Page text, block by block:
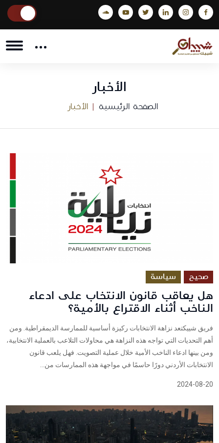
الأخبار
الصفحة الرئيسية الأخبار
صحيح سياسة
هل يعاقب قانون الانتخاب على ادعاء
الناخب أثناء الاقتراع بالأمية؟
فريق شييكتعد نزاهة الانتخابات ركيزة أساسية للممارسة الديمقراطية. ومن
أهم التحديات التي تواجه هذه النزاهة هي محاولات التلاعب بالعملية الانتخابية،
ومن بينها ادعاء الناخب الأمية خلال عملية التصويت. فهل يلعب قانون
الانتخابات الأردني دورًا حاسمًا في مواجهة هذه الممارسات من...
2024-08-20